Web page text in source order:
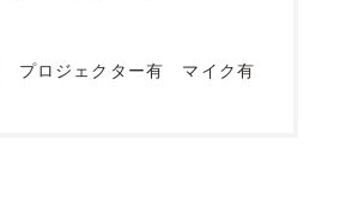
プロジェクター有
マイク有